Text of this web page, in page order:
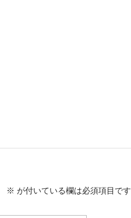
※ が付いている欄は必須項目です